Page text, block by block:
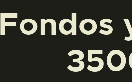
Fondos